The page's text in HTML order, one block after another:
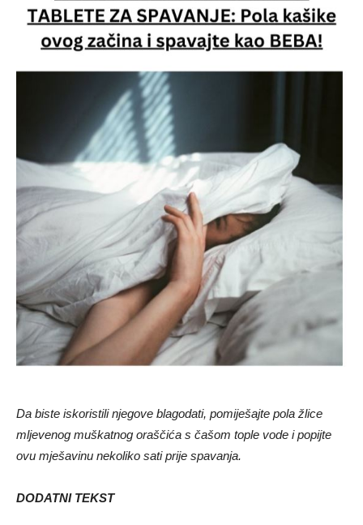
Da biste iskoristili njegove blagodati, pomiješajte pola žlice
mljevenog muškatnog oraščića s čašom tople vode i popijte
ovu mješavinu nekoliko sati prije spavanja.
DODATNI TEKST